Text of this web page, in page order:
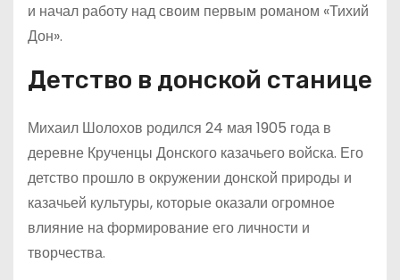
и начал работу над своим первым романом «Тихий
Дон».
Детство в донской станице
Михаил Шолохов родился 24 мая 1905 года в
деревне Крученцы Донского казачьего войска. Его
детство прошло в окружении донской природы и
казачьей культуры, которые оказали огромное
влияние на формирование его личности и
творчества.